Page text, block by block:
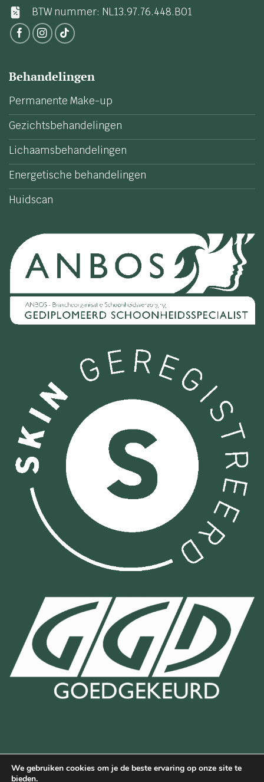
BTW nummer: NL13.97.76.448.B01
Behandelingen
Permanente Make-up
Gezichtsbehandelingen
Lichaamsbehandelingen
Energetische behandelingen
Huidscan
Bancontact IDeal Wero
We gebruiken cookies om je de beste ervaring op onze site te
bieden.